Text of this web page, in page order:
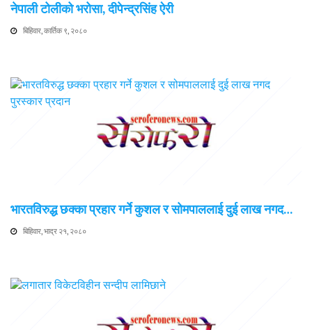
नेपाली टोलीको भरोसा, दीपेन्द्रसिंह ऐरी
बिहिवार, कार्तिक ९, २०८०
भारतविरुद्ध छक्का प्रहार गर्ने कुशल र सोमपाललाई दुई लाख नगद…
बिहिवार, भाद्र २१, २०८०